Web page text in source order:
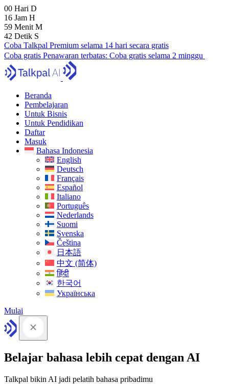
00 Hari D
16 Jam H
59 Menit M
41 Detik S
Coba Talkpal Premium selama 14 hari secara gratis
Coba gratis Penawaran terbatas: Coba gratis selama 2 minggu
Beranda
Pembelajaran
Untuk Bisnis
Untuk Pendidikan
Daftar
Masuk
Bahasa Indonesia
English
Deutsch
Français
Español
Italiano
Português
Nederlands
Suomi
Svenska
Čeština
日本語
中文 (简体)
हिंदी
한국어
Українська
Mulai
Belajar bahasa lebih cepat dengan AI
Talkpal bikin AI jadi pelatih bahasa pribadimu